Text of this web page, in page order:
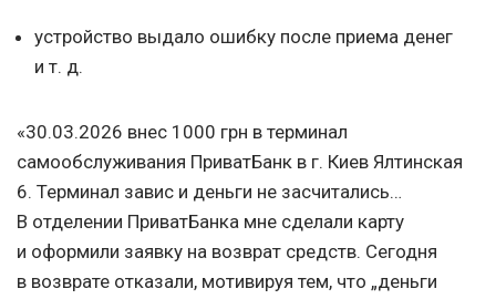
устройство выдало ошибку после приема денег
и т. д.
«30.03.2026 внес 1000 грн в терминал
самообслуживания ПриватБанк в г. Киев Ялтинская
6. Терминал завис и деньги не засчитались…
В отделении ПриватБанка мне сделали карту
и оформили заявку на возврат средств. Сегодня
в возврате отказали, мотивируя тем, что „деньги